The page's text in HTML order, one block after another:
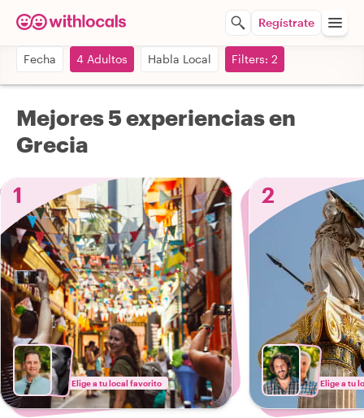
Regístrate
Fecha 4 Adultos Habla Local Filters: 2
Mejores 5 experiencias en
Grecia
1
Elige a tu local favorito
2
Elige a tu